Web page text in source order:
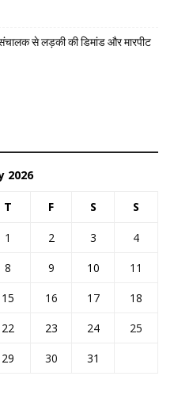
से लड़की की डिमांड और मारपीट
2026
T F S S
1 2 3
4
8 9 10
11
15 16 17
18
22 23 24
25
29 30
31